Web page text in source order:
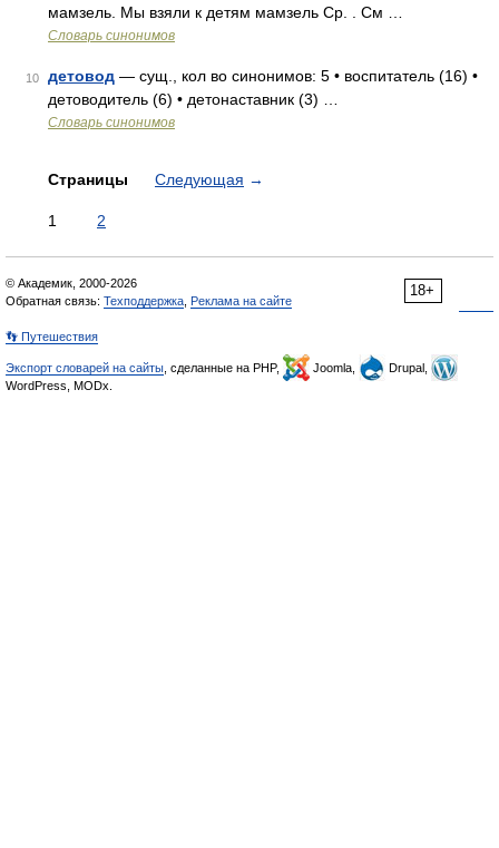
мамзель. Мы взяли к детям мамзель Ср. . См …
Словарь синонимов
10 детовод — сущ., кол во синонимов: 5 • воспитатель (16) •
детоводитель (6) • детонаставник (3) …
Словарь синонимов
Страницы Следующая →
1 2
18+
© Академик, 2000-2026
Обратная связь: Техподдержка Реклама на сайте
👣 Путешествия
Экспорт словарей на сайты , сделанные на PHP, Joomla,
Drupal,
WordPress, MODx.